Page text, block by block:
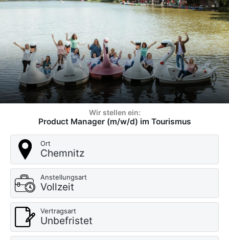
Wir stellen ein:
Product Manager (m/w/d) im Tourismus
Ort
Chemnitz
Anstellungsart
Vollzeit
Vertragsart
Unbefristet